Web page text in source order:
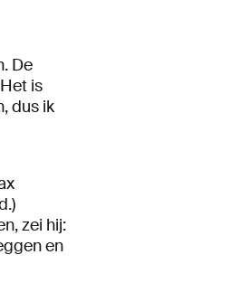
De
is
dus ik
zei hij:
en